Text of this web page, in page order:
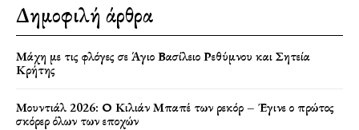
Δημοφιλή άρθρα
Μάχη με τις φλόγες σε Άγιο Βασίλειο Ρεθύμνου και Σητεία
Κρήτης
Μουντιάλ 2026: Ο Κιλιάν Μπαπέ των ρεκόρ – Έγινε ο πρώτος
σκόρερ όλων των εποχών